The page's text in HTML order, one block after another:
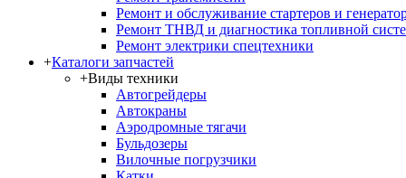
Ремонт и обслуживание стартеров и
Ремонт ТНВД и диагностика топливной
Ремонт электрики спецтехники
+Каталоги запчастей
+Виды техники
Автогрейдеры
Автокраны
Аэродромные тягачи
Бульдозеры
Вилочные погрузчики